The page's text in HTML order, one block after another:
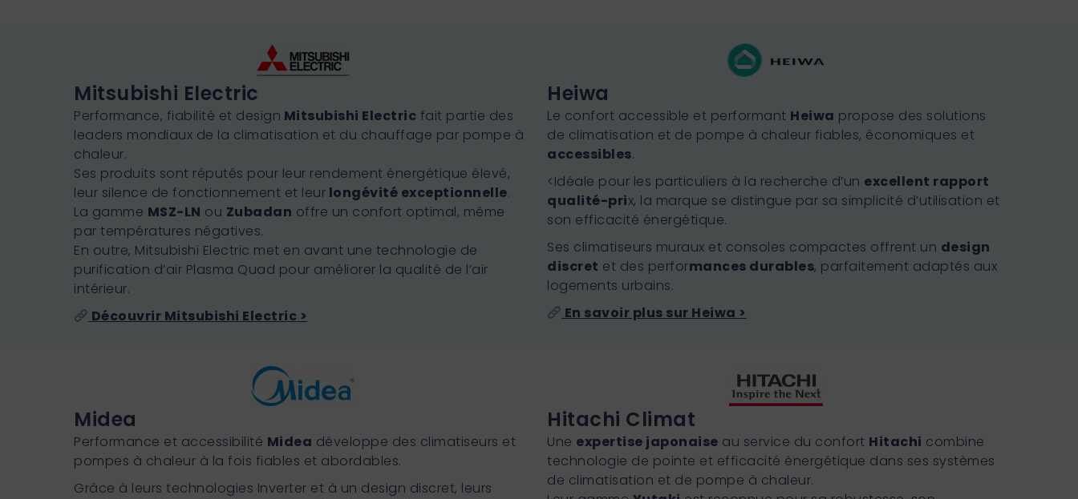
Mitsubishi Electric
Performance, fiabilité et design Mitsubishi Electric fait partie des
leaders mondiaux de la climatisation et du chauffage par pompe à
chaleur.
Ses produits sont réputés pour leur rendement énergétique élevé,
leur silence de fonctionnement et leur longévité exceptionnelle.
La gamme MSZ-LN ou Zubadan offre un confort optimal, même
par températures négatives.
En outre, Mitsubishi Electric met en avant une technologie de
purification d’air Plasma Quad pour améliorer la qualité de l’air
intérieur.
Découvrir Mitsubishi Electric >
Heiwa
Le confort accessible et performant Heiwa propose des solutions
de climatisation et de pompe à chaleur fiables, économiques et
accessibles.
<Idéale pour les particuliers à la recherche d’un excellent rapport
qualité-prix, la marque se distingue par sa simplicité d’utilisation et
son efficacité énergétique.
Ses climatiseurs muraux et consoles compactes offrent un design
discret et des performances durables, parfaitement adaptés aux
logements urbains.
En savoir plus sur Heiwa >
Midea
Performance et accessibilité Midea développe des climatiseurs et
pompes à chaleur à la fois fiables et abordables.
Grâce à leurs technologies Inverter et à un design discret, leurs
Hitachi Climat
Une expertise japonaise au service du confort Hitachi combine
technologie de pointe et efficacité énergétique dans ses systèmes
de climatisation et de pompe à chaleur.